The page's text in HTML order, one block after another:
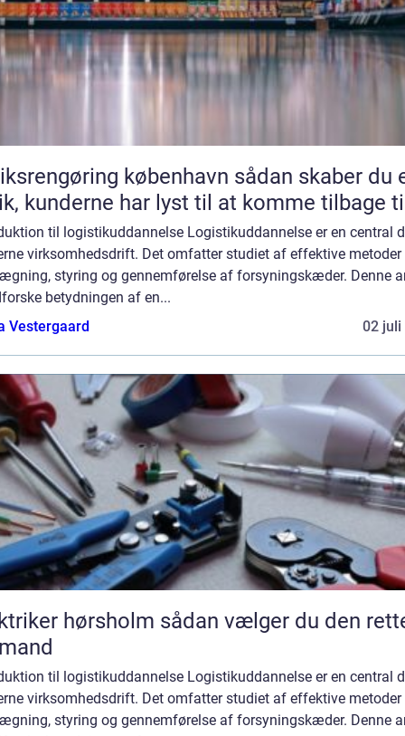
københavn sådan skaber du en
kunderne har lyst til at komme tilbage
til logistikuddannelse Logistikuddannelse er en central
virksomhedsdrift. Det omfatter studiet af effektive
styring og gennemførelse af forsyningskæder. Denne
betydningen af en...
Vestergaard
02 juli
hørsholm sådan vælger du den rette
til logistikuddannelse Logistikuddannelse er en central
virksomhedsdrift. Det omfatter studiet af effektive
styring og gennemførelse af forsyningskæder. Denne